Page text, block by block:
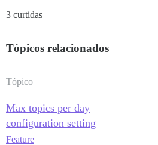
3 curtidas
Tópicos relacionados
Tópico
Max topics per day
configuration setting
Feature